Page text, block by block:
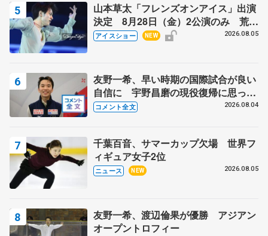
山本草太「フレンズオンアイス」出演
決定 8月28日（金）2公演のみ 荒川
静香さんプロデュース、20周年のアイ
アイスショー NEW 2026.08.05
友野一希、早い時期の国際試合が良い
自信に 宇野昌磨の現役復帰に思って
いること 【アジアンオープントロフ
コメント全文 2026.08.04
千葉百音、サマーカップ欠場 世界フ
ィギュア女子2位
ニュース NEW 2026.08.05
友野一希、渡辺倫果が優勝 アジアン
オープントロフィー